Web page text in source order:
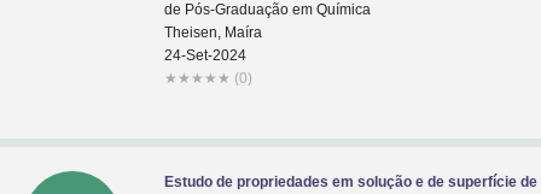
de Pós-Graduação em Química
Theisen, Maíra
24-Set-2024
★ ★ ★ ★ ★ (0)
Estudo de propriedades em solução e de superfície de